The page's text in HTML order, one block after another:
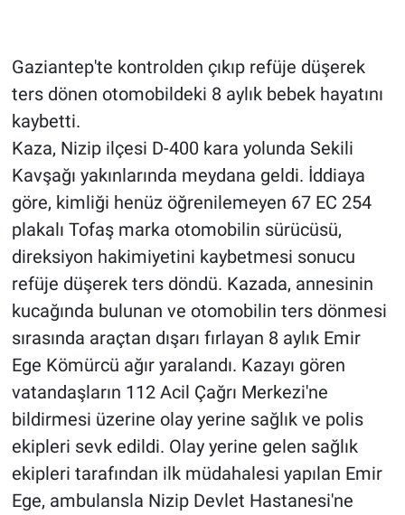
Gaziantep'te kontrolden çıkıp refüje düşerek
ters dönen otomobildeki 8 aylık bebek hayatını
kaybetti.
Kaza, Nizip ilçesi D-400 kara yolunda Sekili
Kavşağı yakınlarında meydana geldi. İddiaya
göre, kimliği henüz öğrenilemeyen 67 EC 254
plakalı Tofaş marka otomobilin sürücüsü,
direksiyon hakimiyetini kaybetmesi sonucu
refüje düşerek ters döndü. Kazada, annesinin
kucağında bulunan ve otomobilin ters dönmesi
sırasında araçtan dışarı fırlayan 8 aylık Emir
Ege Kömürcü ağır yaralandı. Kazayı gören
vatandaşların 112 Acil Çağrı Merkezi'ne
bildirmesi üzerine olay yerine sağlık ve polis
ekipleri sevk edildi. Olay yerine gelen sağlık
ekipleri tarafından ilk müdahalesi yapılan Emir
Ege, ambulansla Nizip Devlet Hastanesi'ne